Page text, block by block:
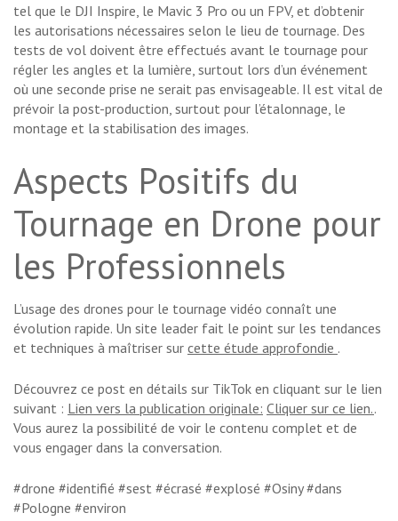
tel que le DJI Inspire, le Mavic 3 Pro ou un FPV, et d’obtenir
les autorisations nécessaires selon le lieu de tournage. Des
tests de vol doivent être effectués avant le tournage pour
régler les angles et la lumière, surtout lors d’un événement
où une seconde prise ne serait pas envisageable. Il est vital de
prévoir la post-production, surtout pour l’étalonnage, le
montage et la stabilisation des images.
Aspects Positifs du
Tournage en Drone pour
les Professionnels
L’usage des drones pour le tournage vidéo connaît une
évolution rapide. Un site leader fait le point sur les tendances
et techniques à maîtriser sur cette étude approfondie .
Découvrez ce post en détails sur TikTok en cliquant sur le lien
suivant : Lien vers la publication originale: Cliquer sur ce lien..
Vous aurez la possibilité de voir le contenu complet et de
vous engager dans la conversation.
#drone #identifié #sest #écrasé #explosé #Osiny #dans
#Pologne #environ